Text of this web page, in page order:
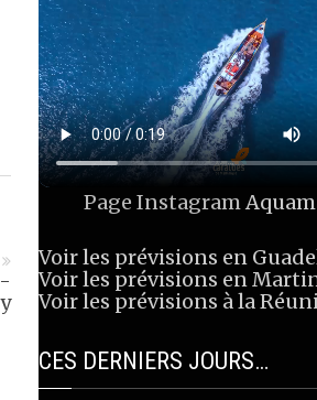
Page Instagram
Voir les prévisions en
Voir les prévisions en
Voir les prévisions à la
CES DERNIERS JOURS…